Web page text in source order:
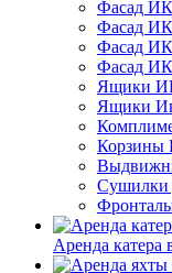
Фасад
Фасад
Фасад
Фасад
Ящики
Ящики
Корзины
Сушилки
Аренда катера